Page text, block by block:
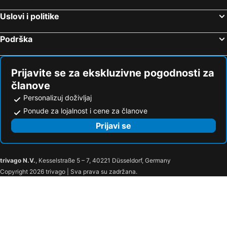
Motel 6 Bishop, CA
Executive Inn & Suites
Holiday Inn Express & Suites Eureka By Ihg
Club Quarters Hotel Embarcadero, San Francisco
Hotel Best Western Plus Wasco Inn & Suites
Uslovi i politike
Podrška
Prijavite se za ekskluzivne pogodnosti za
članove
Personalizuj doživljaj
Ponude za lojalnost i cene za članove
Prijavi se
trivago N.V., Kesselstraße 5 – 7, 40221 Düsseldorf, Germany
Copyright 2026 trivago | Sva prava su zadržana.